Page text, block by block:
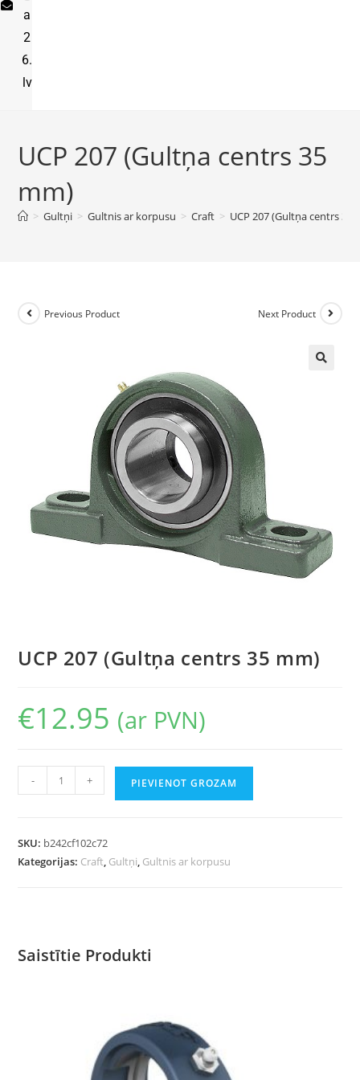
a
2
6.
lv
UCP 207 (Gultņa centrs 35
mm)
> Gultņi > Gultnis ar korpusu > Craft > UCP 207 (Gultņa centrs 35
Previous Product Next Product
UCP 207 (Gultņa centrs 35 mm)
€12.95 (ar PVN)
- + PIEVIENOT GROZAM
SKU: b242cf102c72
Kategorijas: Craft, Gultņi, Gultnis ar korpusu
Saistītie Produkti